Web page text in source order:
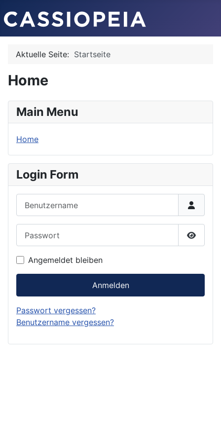
Aktuelle Seite: Startseite
Home
Main Menu
Home
Login Form
Angemeldet bleiben
Anmelden
Passwort vergessen?
Benutzername vergessen?